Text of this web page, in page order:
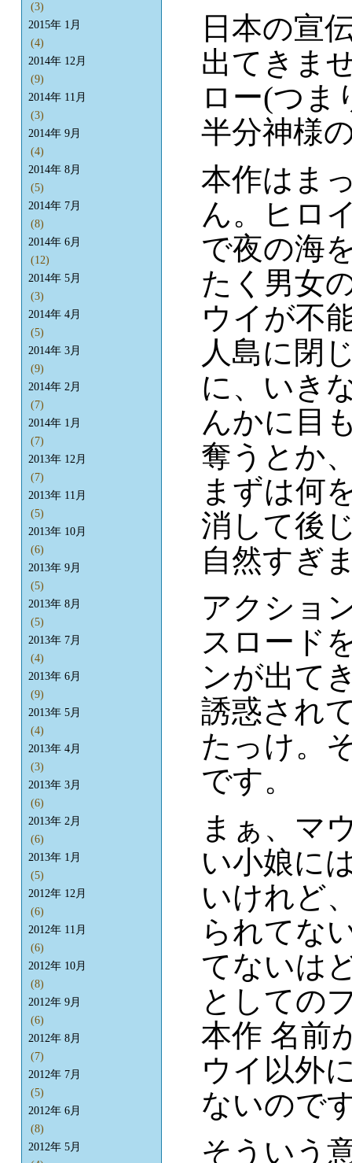
日本の宣
出てきま
ロー(つま
半分神様
本作はま
ん。ヒロ
で夜の海
たく男女
ウイが不
人島に閉
に、いき
んかに目
奪うとか
まずは何
消して後
自然すぎ
アクショ
スロード
ンが出て
誘惑され
たっけ。
です。
まぁ、マ
い小娘に
いけれど
られてな
てないは
としての
本作 名前
ウイ以外
ないので
そういう
(3)
2015年 1月
(4)
2014年 12月
(9)
2014年 11月
(3)
2014年 9月
(4)
2014年 8月
(5)
2014年 7月
(8)
2014年 6月
(12)
2014年 5月
(3)
2014年 4月
(5)
2014年 3月
(9)
2014年 2月
(7)
2014年 1月
(7)
2013年 12月
(7)
2013年 11月
(5)
2013年 10月
(6)
2013年 9月
(5)
2013年 8月
(5)
2013年 7月
(4)
2013年 6月
(9)
2013年 5月
(4)
2013年 4月
(3)
2013年 3月
(6)
2013年 2月
(6)
2013年 1月
(5)
2012年 12月
(6)
2012年 11月
(6)
2012年 10月
(8)
2012年 9月
(6)
2012年 8月
(7)
2012年 7月
(5)
2012年 6月
(8)
2012年 5月